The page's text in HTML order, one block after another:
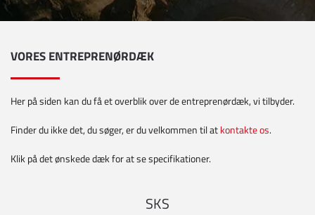
VORES ENTREPRENØRDÆK
Her på siden kan du få et overblik over de entreprenørdæk, vi tilbyder.
Finder du ikke det, du søger, er du velkommen til atkontakte os.
​Klik på det ønskede dæk for at se specifikationer.
SKS